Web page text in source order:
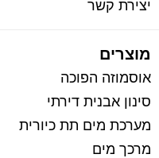
יצירת קשר
מוצרים
אוסמוזה הפוכה
סינון אבנית דירתי
מערכת מים תת כיורית
מרכך מים